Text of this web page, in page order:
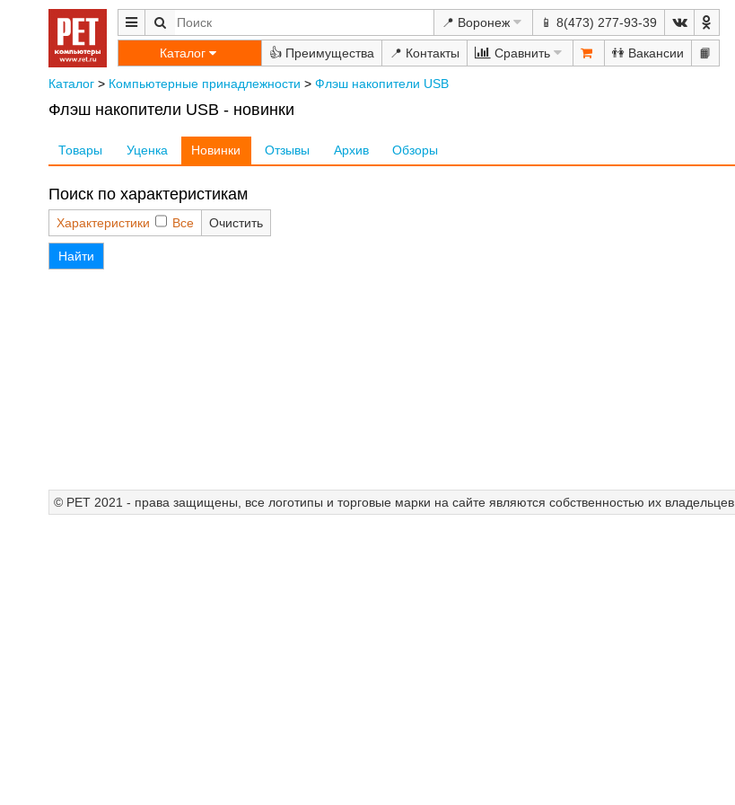
📍 Воронеж 📱 8(473) 277-93-39
Каталог 👍 📍 Сравнить 👫 📙
Каталог> Компьютерные принадлежности > Флэш накопители USB
Флэш накопители USB - новинки
Товары Уценка Новинки Отзывы Архив Обзоры
Поиск по характеристикам
Характеристики Все Очистить
Найти
© РЕТ 2021 - права защищены, все логотипы и торговые марки на сайте являются собственностью их владельцев.